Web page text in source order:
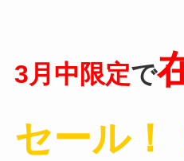
3月中限定で
セール！